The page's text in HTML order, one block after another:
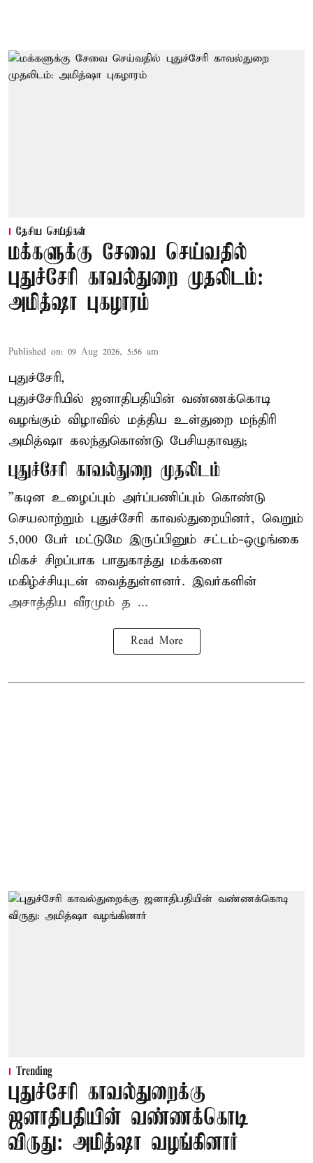
தேசிய செய்திகள்
மக்களுக்கு சேவை செய்வதில்
புதுச்சேரி காவல்துறை முதலிடம்:
அமித்ஷா புகழாரம்
Published on: 09 Aug 2026, 5:56 am
புதுச்சேரி,
புதுச்சேரியில் ஜனாதிபதியின் வண்ணக்கொடி
வழங்கும் விழாவில் மத்திய உள்துறை மந்திரி
அமித்ஷா கலந்துகொண்டு பேசியதாவது;
புதுச்சேரி காவல்துறை முதலிடம்
”கடின உழைப்பும் அர்ப்பணிப்பும் கொண்டு
செயலாற்றும் புதுச்சேரி காவல்துறையினர், வெறும்
5,000 பேர் மட்டுமே இருப்பினும் சட்டம்-ஒழுங்கை
மிகச் சிறப்பாக பாதுகாத்து மக்களை
மகிழ்ச்சியுடன் வைத்துள்ளனர். இவர்களின்
அசாத்திய வீரமும் த ...
Read More
Trending
புதுச்சேரி காவல்துறைக்கு
ஜனாதிபதியின் வண்ணக்கொடி
விருது: அமித்ஷா வழங்கினார்